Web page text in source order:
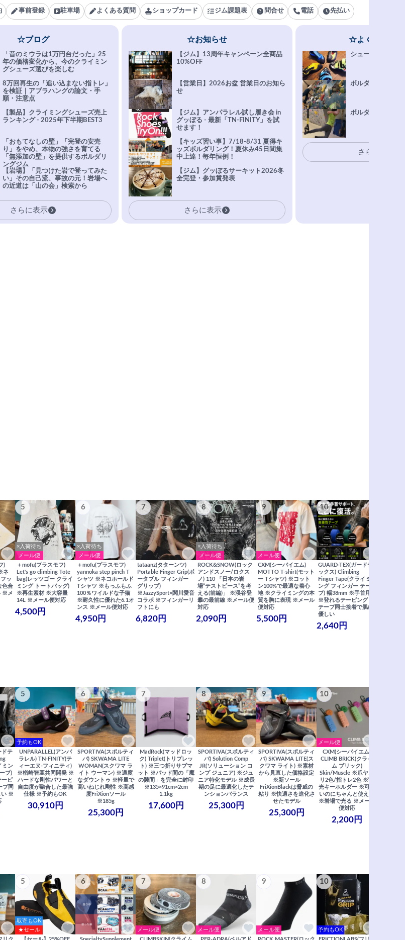
事前登録 駐車場 よくある質問 ショップカード ジム課題表 問合せ 電話 先払い
☆ブログ
「昔のミウラは1万円台だった」25
年の価格変化から、今のクライミン
グシューズ選びを楽しむ
8万回再生の「追い込まない指トレ」
を検証｜アブラハングの論文・手
順・注意点
【製品】クライミングシューズ売上
ランキング - 2025年下半期BEST3
「おもてなしの壁」「完登の安売
り」をやめ、本物の強さを育てる
「無添加の壁」を提供するボルダリ
ングジム
【岩場】「見つけた岩で登ってみた
い」その自己流、事故の元！岩場へ
の近道は「山の会」検索から
さらに表示
☆お知らせ
【ジム】13周年キャンペーン全商品
10%OFF
【営業日】2026お盆 営業日のお知ら
せ
【ジム】アンパラレル試し履き会 in
グッぼる - 最新「TN-FINITY」を試
せます！
【キッズ習い事】7/18-8/31 夏得キ
ッズボルダリング！夏休み45日間集
中上達！毎年恒例！
【ジム】グッぼるサーキット2026冬
全完登・参加賞発表
さらに表示
☆よくある質
シューズ選びFAQ
ボルダリング上達
ボルダリングトレ
さらに表示
)
ネ
ッ
色合
※メ
5
×入荷待ち
メール便
＋mofu(プラスモフ)
Let's go climbing Tote
bag(レッツゴー クライ
ミング トートバッグ)
※再生素材 ※大容量
14L ※メール便対応
4,500円
6
×入荷待ち
メール便
＋mofu(プラスモフ)
yannoka step pinch T
シャツ ※ネコホールド
Tシャツ ※もっふもふ
100％ワイルドな子猫
※耐久性に優れた6.1オ
ンス ※メール便対応
4,950円
7
tataanz(タターンツ)
Portable Finger Grip(ポ
ータブル フィンガー
グリップ)
※JazzySport×関川愛音
コラボ ※フィンガーリ
フトにも
6,820円
8
×入荷待ち
メール便
ROCK&SNOW(ロック
アンドスノー/ロクス
ノ) 110 「日本の岩
場“テストピース”を考
える(前編)」 ※渓谷登
攀の最前線 ※メール便
対応
2,090円
9
メール便
CXM(シーバイエム)
MOTTO T-shirt(モット
ー Tシャツ) ※コット
ン100%で最適な着心
地 ※クライミングの本
質を胸に表現 ※メール
便対応
5,500円
10
GUARD-TEX(ガードテ
ックス) Climbing
Finger Tape(クライミ
ング フィンガー テー
プ) 幅38mm ※手首用
※登れるテーピング ※
テープ同士接着で肌に
優しい
2,640円
ドテ
ミン
プ)
ーピ
プ同
い ※
5
予約もOK
UNPARALLEL(アンパ
ラレル) TN-FINITY(テ
ィーエヌ-フィニティ)
※楢崎智亜共同開発 ※
ハードな剛性パワーと
自由度が融合した最強
仕様 ※予約もOK
30,910円
6
SPORTIVA(スポルティ
バ) SKWAMA LITE
WOMAN(スクワマ ラ
イト ウーマン) ※適度
なダウントゥ ※軽量で
高いねじれ剛性 ※高感
度FriXionソール
※185g
25,300円
7
MadRock(マッドロッ
ク) Triplet(トリプレッ
ト) ※三つ折りサブマ
ット ※パッド間の「魔
の隙間」を完全に封印
※135×91cm×2cm
1.1kg
17,600円
8
SPORTIVA(スポルティ
バ) Solution Comp
JR(ソリューション コ
ンプ ジュニア) ※ジュ
ニア特化モデル ※成長
期の足に最適化したテ
ンションバランス
25,300円
9
SPORTIVA(スポルティ
バ) SKWAMA LITE(ス
クワマ ライト) ※素材
から見直した価格設定
※新ソール
FriXionBlackは脅威の
粘り ※快適さを進化さ
せたモデル
25,300円
10
メール便
CXM(シーバイエム)
CLIMB BRICK(クライ
ム ブリック)
Skin/Muscle ※爪ヤス
リ2色/指トレ2色 ※蓄
光キーホルダー ※可愛
いのにちゃんと使える
※岩場で光る ※メール
便対応
2,200円
5
取寄もOK
★セール
6 7
メール便
8
メール便
9
メール便
10
予約もOK